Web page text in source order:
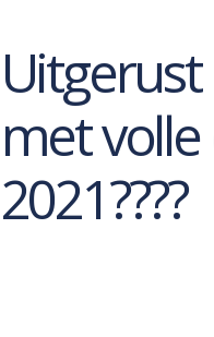
met
2021????